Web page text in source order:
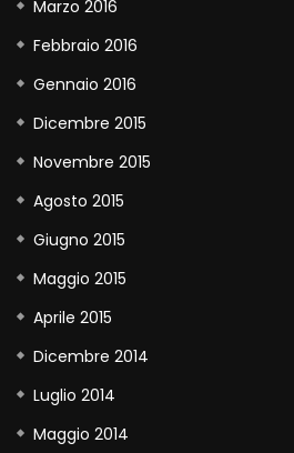
Marzo 2016
Febbraio 2016
Gennaio 2016
Dicembre 2015
Novembre 2015
Agosto 2015
Giugno 2015
Maggio 2015
Aprile 2015
Dicembre 2014
Luglio 2014
Maggio 2014